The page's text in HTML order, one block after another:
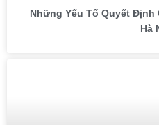
Những Yếu Tố Quyết Định
Hà